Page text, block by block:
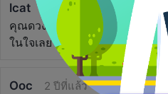
lcat 2 ปีที่แล้ว
คุณดวงน้อยยย แม่นมากเลยค่ะ
ในใจเลย
Ooc 2 ปีที่แล้ว